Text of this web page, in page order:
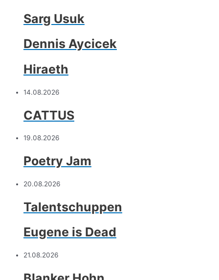
Sarg Usuk
Dennis Aycicek
Hiraeth
14.08.2026
CATTUS
19.08.2026
Poetry Jam
20.08.2026
Talentschuppen
Eugene is Dead
21.08.2026